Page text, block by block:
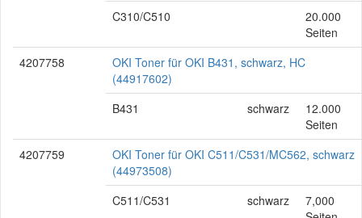
C310/C510
20.000
Seiten
4207758
OKI Toner für OKI B431, schwarz, HC
(44917602)
B431
schwarz
12.000
Seiten
4207759
OKI Toner für OKI C511/C531/MC562, schwarz
(44973508)
C511/C531
schwarz
7,000